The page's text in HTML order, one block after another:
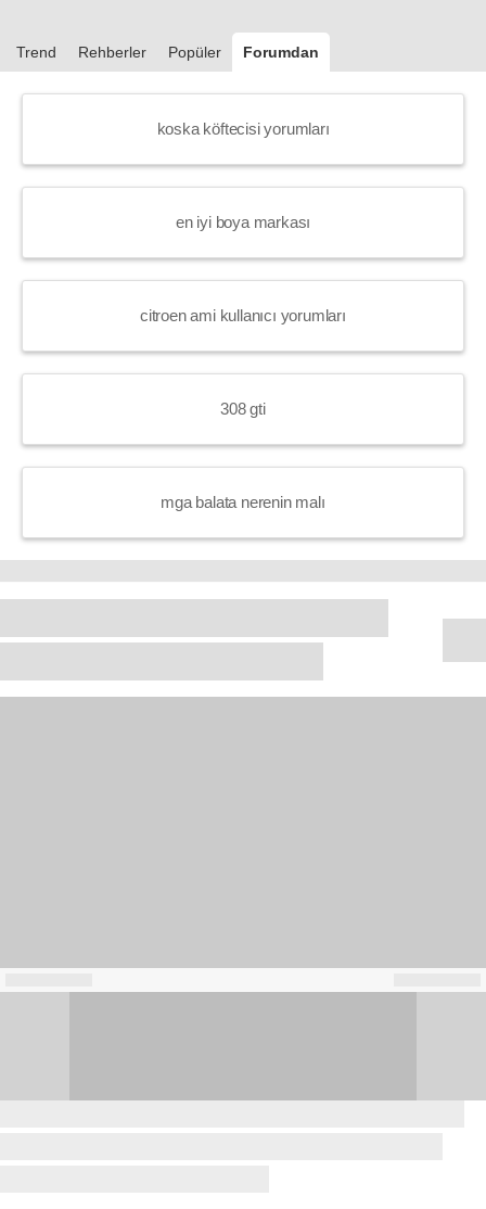
Trend Rehberler Popüler Forumdan
koska köftecisi yorumları
en iyi boya markası
citroen ami kullanıcı yorumları
308 gti
mga balata nerenin malı